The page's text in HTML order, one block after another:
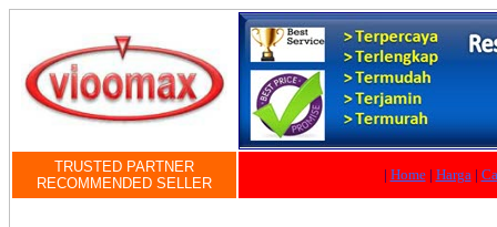
TRUSTED PARTNER
RECOMMENDED SELLER
| Home| Harga|